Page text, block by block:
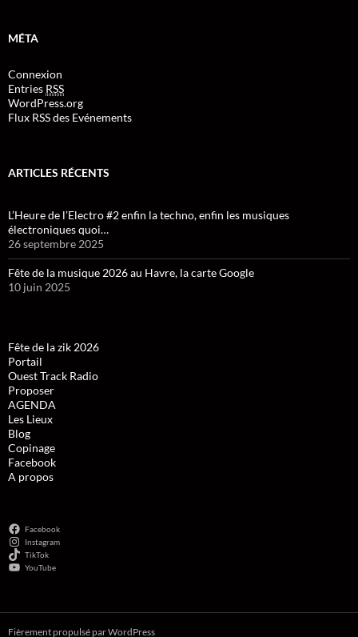
MÉTA
Connexion
Entries RSS
WordPress.org
Flux RSS des Evénements
ARTICLES RÉCENTS
L’Heure de l’Electro #2 enfin la techno, enfin les musiques
électroniques quoi…
26 septembre 2025
Fête de la musique 2026 au Havre, la carte Google
10 juin 2025
Fête de la zik 2026
Portail
Ouest Track Radio
Proposer
AGENDA
Les Lieux
Blog
Copinage
Facebook
A propos
Facebook
Instagram
TikTok
YouTube
Fièrement propulsé par WordPress